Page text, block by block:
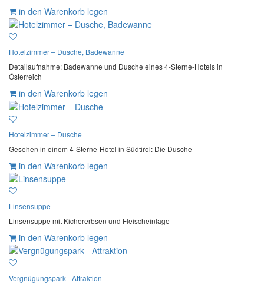
in den Warenkorb legen
Hotelzimmer – Dusche, Badewanne
Detailaufnahme: Badewanne und Dusche eines 4-Sterne-Hotels in
Österreich
in den Warenkorb legen
Hotelzimmer – Dusche
Gesehen in einem 4-Sterne-Hotel in Südtirol: Die Dusche
in den Warenkorb legen
Linsensuppe
Linsensuppe mit Kichererbsen und Fleischeinlage
in den Warenkorb legen
Vergnügungspark - Attraktion